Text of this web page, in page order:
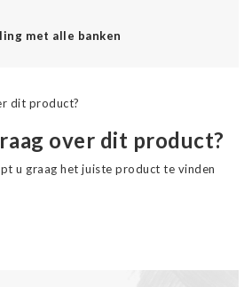
met alle banken
over dit product?
u graag het juiste product te vinden